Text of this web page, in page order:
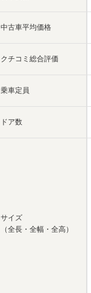
中古車平均価格
クチコミ総合評価
乗車定員
ドア数
サイズ
（全長・全幅・全高）